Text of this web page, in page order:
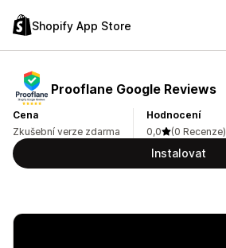
Shopify App Store
Prooflane Google Reviews
Cena
Zkušební verze zdarma
Hodnocení
0,0
(0 Recenze)
Instalovat